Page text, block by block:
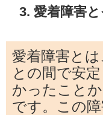
3. 愛着障害
愛着障害と
との間で安
かったこと
です。この